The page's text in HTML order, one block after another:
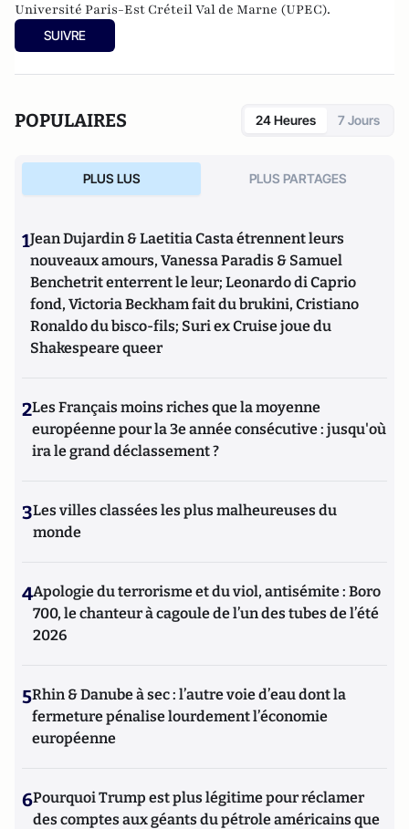
Université Paris-Est Créteil Val de Marne (UPEC).
SUIVRE
POPULAIRES 24 Heures 7 Jours
PLUS LUS PLUS PARTAGES
1Jean Dujardin & Laetitia Casta étrennent leurs
nouveaux amours, Vanessa Paradis & Samuel
Benchetrit enterrent le leur; Leonardo di Caprio
fond, Victoria Beckham fait du brukini, Cristiano
Ronaldo du bisco-fils; Suri ex Cruise joue du
Shakespeare queer
2Les Français moins riches que la moyenne
européenne pour la 3e année consécutive : jusqu'où
ira le grand déclassement ?
3Les villes classées les plus malheureuses du
monde
4Apologie du terrorisme et du viol, antisémite : Boro
700, le chanteur à cagoule de l’un des tubes de l’été
2026
5Rhin & Danube à sec : l’autre voie d’eau dont la
fermeture pénalise lourdement l’économie
européenne
6Pourquoi Trump est plus légitime pour réclamer
des comptes aux géants du pétrole américains que